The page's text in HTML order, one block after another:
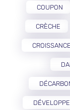
COUPON
CRÈCHE
CROISSANCE